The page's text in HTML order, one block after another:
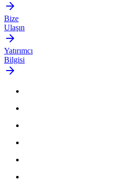
Bize
Ulaşın
Yatırımcı
Bilgisi